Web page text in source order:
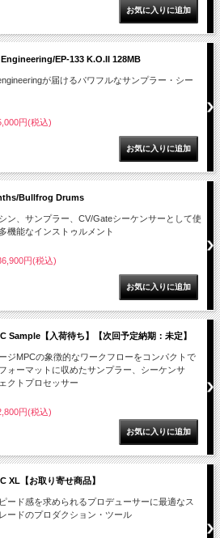
EP-133 K.O.II 128MB
が届けるパワフルなサンプラー・シー
円(税込)
Bullfrog Drums
ン、サンプラー、CV/Gateシーケンサーとして使
機能なインストゥルメント
円(税込)
Sample【入荷待ち】【次回予定納期：未定】
ジMPCの象徴的なワークフローをコンパクトで
ォーマットに収めたサンプラー、シーケンサ
クトプロセッサー
円(税込)
XL【お取り寄せ商品】
ード感を求められるプロデューサーに最適なス
ードのプロダクション・ツール